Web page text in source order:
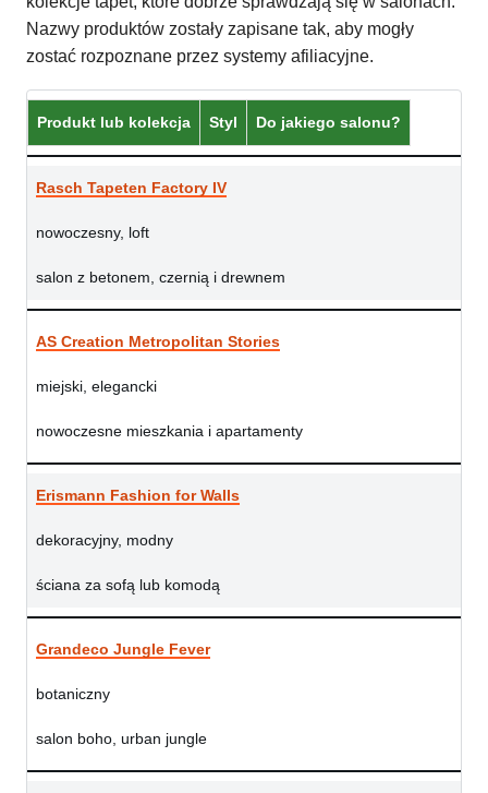
Nazwy produktów zostały zapisane tak, aby mogły
zostać rozpoznane przez systemy afiliacyjne.
Produkt lub kolekcja Styl Do jakiego salonu?
Rasch Tapeten Factory IV
nowoczesny, loft
salon z betonem, czernią i drewnem
AS Creation Metropolitan Stories
miejski, elegancki
nowoczesne mieszkania i apartamenty
Erismann Fashion for Walls
dekoracyjny, modny
ściana za sofą lub komodą
Grandeco Jungle Fever
botaniczny
salon boho, urban jungle